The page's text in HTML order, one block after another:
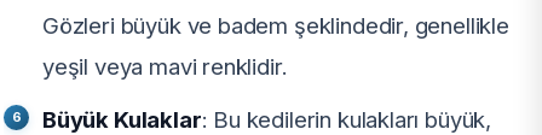
Gözleri büyük ve badem şeklindedir, genellikle
yeşil veya mavi renklidir.
Büyük Kulaklar: Bu kedilerin kulakları büyük,